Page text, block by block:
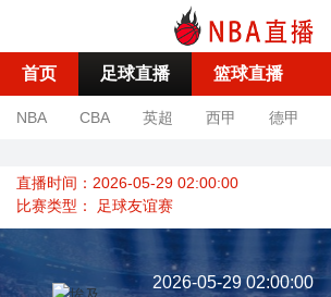
首页 足球直播 篮球直播
NBA CBA 英超 西甲 德甲
直播时间：2026-05-29 02:00:00
比赛类型： 足球友谊赛
2026-05-29 02:00:00